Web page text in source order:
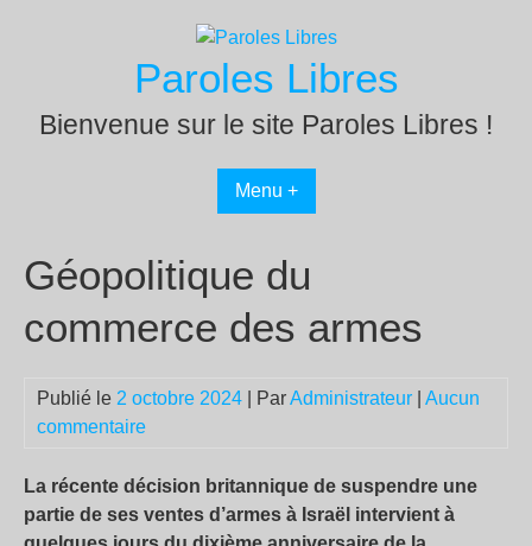
Paroles Libres
Bienvenue sur le site Paroles Libres !
Menu +
Géopolitique du
commerce des armes
Publié le 2 octobre 2024 | ParAdministrateur
Aucun
commentaire
La récente décision britannique de suspendre une
partie de ses ventes d’armes à Israël intervient à